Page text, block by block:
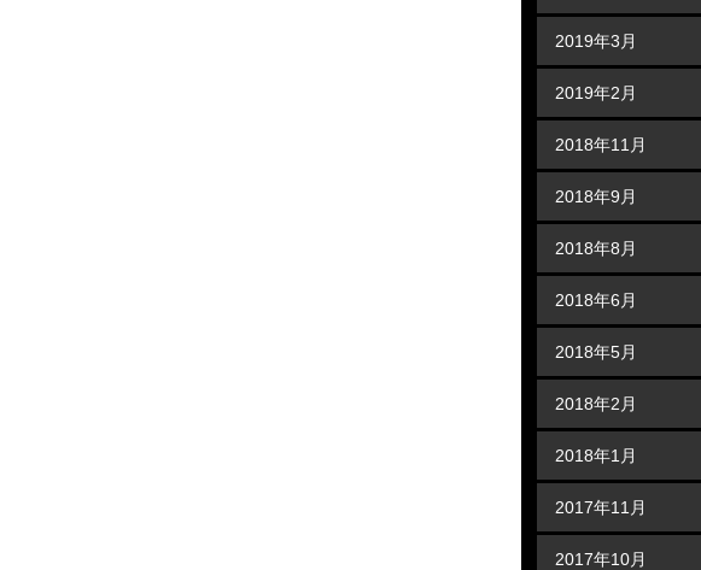
2019年3月
2019年2月
2018年11月
2018年9月
2018年8月
2018年6月
2018年5月
2018年2月
2018年1月
2017年11月
2017年10月